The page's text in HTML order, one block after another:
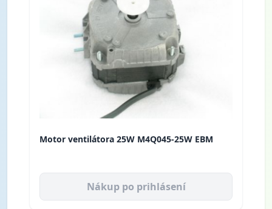
Motor ventilátora 25W M4Q045-25W EBM
Nákup po prihlásení